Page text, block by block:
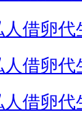
人借卵代
人借卵代
人借卵代